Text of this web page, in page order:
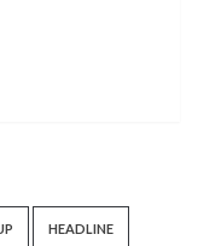
HEADLINE